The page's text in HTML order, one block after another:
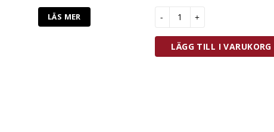
LÄS MER
LÄGG TILL I VARUKORG